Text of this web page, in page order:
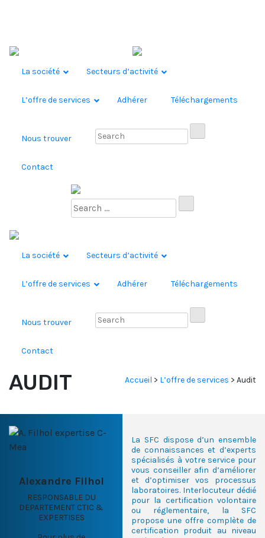
Skip to content
La société Secteurs d’activité
L’offre de services Adhérer Téléchargements
Nous trouver
Contact
La société Secteurs d’activité
L’offre de services Adhérer Téléchargements
Nous trouver
Contact
AUDIT Accueil > L’offre de services > Audit
Alexandre Filhol
RESPONSABLE DU
DEPARTEMENT CTIC &
EXPERTISES
La SFC dispose d’un ensemble
de connaissances et d’experts
spécialisés à votre service pour
vous conseiller afin d’améliorer
et d’optimiser vos processus
laboratoires. Interlocuteur dédié
pour la certification volontaire
ou réglementaire, la SFC
propose une offre complète de
certification produit au niveau